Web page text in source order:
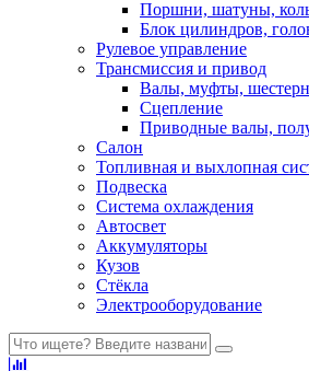
Поршни, шатуны,
Блок цилиндров,
Рулевое управление
Трансмиссия и привод
Валы, муфты,
Сцепление
Приводные валы,
Салон
Топливная и выхлопная
Подвеска
Система охлаждения
Автосвет
Аккумуляторы
Кузов
Стёкла
Электрооборудование